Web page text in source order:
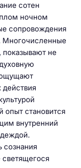
сотен
ночном
сопровождения
Многочисленные
показывают не
опыт становится
внутренний